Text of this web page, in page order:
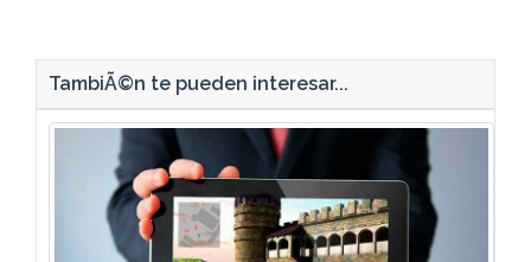
TambiÃ©n te pueden interesar...